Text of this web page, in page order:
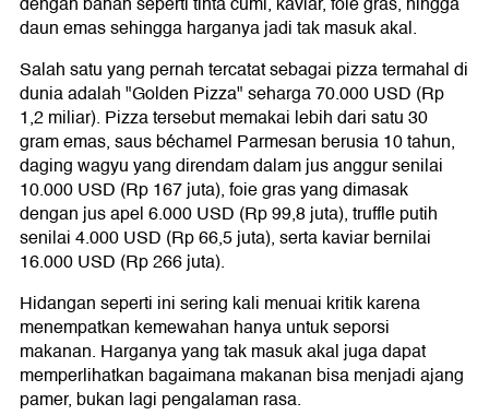
daun emas sehingga harganya jadi tak masuk akal.
Salah satu yang pernah tercatat sebagai pizza termahal di
dunia adalah "Golden Pizza" seharga 70.000 USD (Rp
1,2 miliar). Pizza tersebut memakai lebih dari satu 30
gram emas, saus béchamel Parmesan berusia 10 tahun,
daging wagyu yang direndam dalam jus anggur senilai
10.000 USD (Rp 167 juta), foie gras yang dimasak
dengan jus apel 6.000 USD (Rp 99,8 juta), truffle putih
senilai 4.000 USD (Rp 66,5 juta), serta kaviar bernilai
16.000 USD (Rp 266 juta).
Hidangan seperti ini sering kali menuai kritik karena
menempatkan kemewahan hanya untuk seporsi
makanan. Harganya yang tak masuk akal juga dapat
memperlihatkan bagaimana makanan bisa menjadi ajang
pamer, bukan lagi pengalaman rasa.